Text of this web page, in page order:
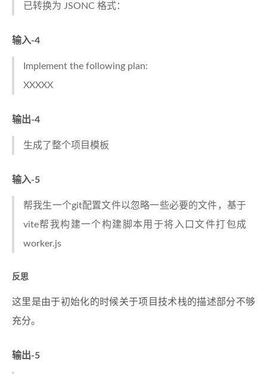
已转换为 JSONC 格式：
输入-4
Implement the following plan:
XXXXX
输出-4
生成了整个项目模板
输入-5
帮我生一个git配置文件以忽略一些必要的文件，基于
vite帮我构建一个构建脚本用于将入口文件打包成
worker.js
反思
这里是由于初始化的时候关于项目技术栈的描述部分不够
充分。
输出-5